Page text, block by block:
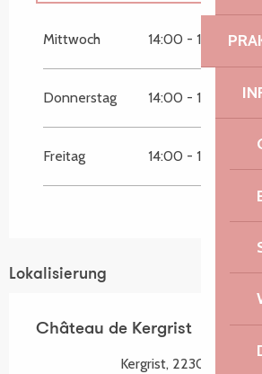
vom19 September 2026
Mittwoch 14:00 - 19:00
Donnerstag 14:00 - 19:00
Freitag 14:00 - 19:00
Lokalisierung
Château de Kergrist
Kergrist, 22300